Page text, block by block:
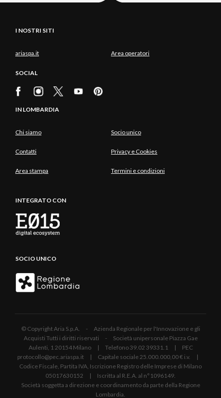
I NOSTRI SITI
ariaspa.it Area operatori
SOCIAL
IN LOMBARDIA
Chi siamo Socio unico
Contatti Privacy e Cookies
Area stampa Termini e condizioni
INTEGRATO CON
SOCIO UNICO
© Copyright Aria S.p.A. - Azienda Regionale per l'Innovazione e gli
Acquisti Tutti i diritti riservati - Società unipersonale Piazza Gae
Aulenti, 1 20154 Milano | Telefono 39.02 39331.1 | PEC
protocollo@pec.ariaspa.it | Capitale sociale 25.000.000,00 € i.v. |
Codice Fiscale, Partita IVA, Iscrizione Registro delle Imprese di Milano
05017630152 | Iscritta al R.E.A. al n°1096149.
Società soggetta a direzione e coordinamento da parte della Regione
Lombardia.